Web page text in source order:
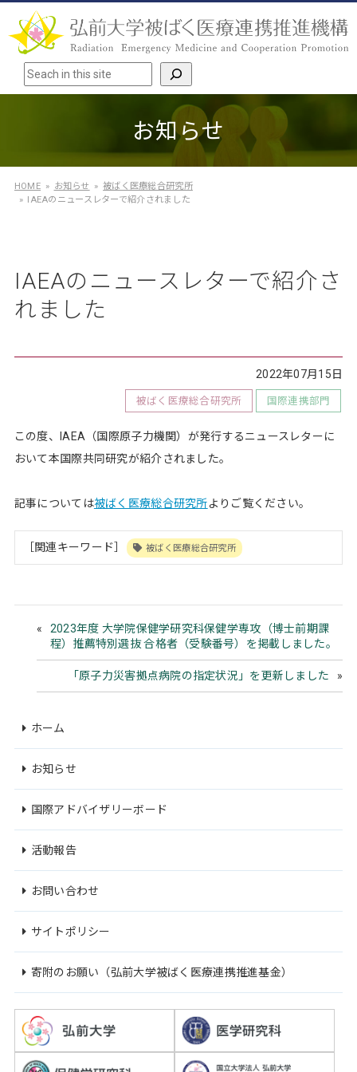
検索
お知らせ
HOME お知らせ
被ばく医療総合研究所
IAEAのニュースレターで紹介されました
IAEAのニュースレターで紹介さ
れました
2022年07月15日
被ばく医療総合研究所 国際連携部門
この度、IAEA（国際原子力機関）が発行するニュースレターに
おいて本国際共同研究が紹介されました。
記事については被ばく医療総合研究所よりご覧ください。
［関連キーワード］ 被ばく医療総合研究所
2023年度 大学院保健学研究科保健学専攻（博士前期課
程）推薦特別選抜 合格者（受験番号）を掲載しました。
「原子力災害拠点病院の指定状況」を更新しました
ホーム
お知らせ
国際アドバイザリーボード
活動報告
お問い合わせ
サイトポリシー
寄附のお願い（弘前大学被ばく医療連携推進基金）